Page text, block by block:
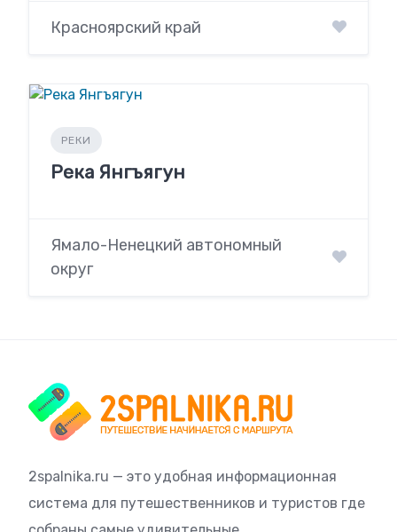
Красноярский край
РЕКИ
Река Янгъягун
Ямало-Ненецкий автономный
округ
2spalnika.ru — это удобная информационная
система для путешественников и туристов где